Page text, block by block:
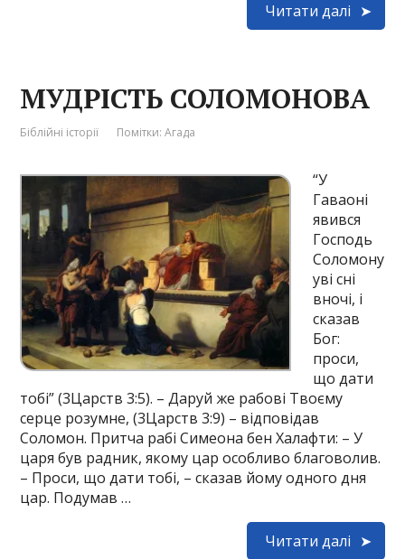
Читати далі
МУДРІСТЬ СОЛОМОНОВА
Біблійні історії Помітки:Агада
“У
Гаваоні
явився
Господь
Соломону
уві сні
вночі, і
сказав
Бог:
проси,
що дати
тобі” (3Царств 3:5). – Даруй же рабові Твоєму
серце розумне, (3Царств 3:9) – відповідав
Соломон. Притча рабі Симеона бен Халафти: – У
царя був радник, якому цар особливо благоволив.
– Проси, що дати тобі, – сказав йому одного дня
цар. Подумав …
Читати далі